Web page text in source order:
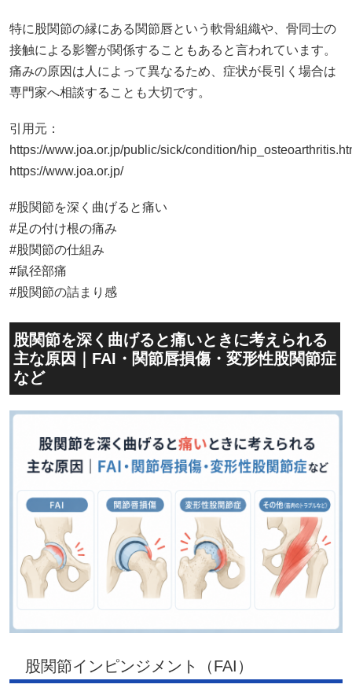
特に股関節の縁にある関節唇という軟骨組織や、骨同士の
接触による影響が関係することもあると言われています。
痛みの原因は人によって異なるため、症状が長引く場合は
専門家へ相談することも大切です。
引用元：
https://www.joa.or.jp/public/sick/condition/
https://www.joa.or.jp/
#股関節を深く曲げると痛い
#足の付け根の痛み
#股関節の仕組み
#鼠径部痛
#股関節の詰まり感
股関節を深く曲げると痛いときに考えられる
主な原因｜FAI・関節唇損傷・変形性股関節症
など
股関節インピンジメント（FAI）